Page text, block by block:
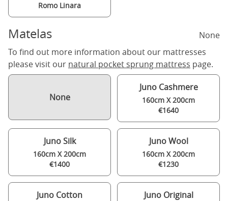
Romo Linara
Matelas
None
To find out more information about our mattresses
please visit our natural pocket sprung mattress page.
None
Juno Cashmere
160cm X 200cm
€1640
Juno Silk
160cm X 200cm
€1400
Juno Wool
160cm X 200cm
€1230
Juno Cotton Juno Original